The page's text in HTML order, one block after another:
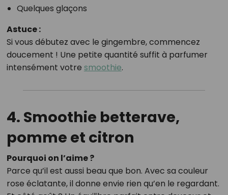
Quelques glaçons
Astuce :
Si vous débutez avec le gingembre, commencez
doucement ! Une petite quantité suffit à parfumer
intensément votre smoothie.
4. Smoothie betterave,
pomme et citron
Pourquoi on l’aime ?
Parce qu’il est aussi beau que bon. Avec sa couleur
rose éclatante, il donne envie rien qu’en le regardant.